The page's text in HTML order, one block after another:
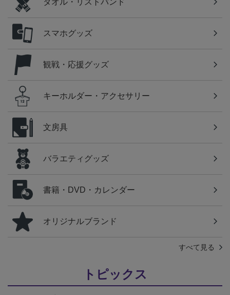
タオル・リストバンド
スマホグッズ
観戦・応援グッズ
キーホルダー・アクセサリー
文房具
バラエティグッズ
書籍・DVD・カレンダー
オリジナルブランド
すべて見る
トピックス